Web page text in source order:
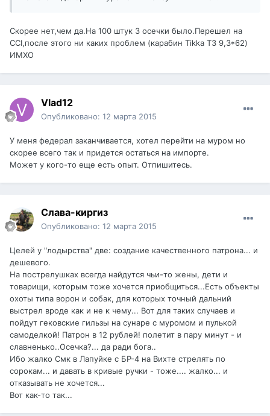
Скорее нет,чем да.На 100 штук 3 осечки было.Перешел на
CCI,после этого ни каких проблем (карабин Tikka T3 9,3*62)
ИМХО
Vlad12
Опубликовано: 12 марта 2015
У меня федерал заканчивается, хотел перейти на муром но
скорее всего так и придется остаться на импорте.
Может у кого-то еще есть опыт. Отпишитесь.
Слава-киргиз
Опубликовано: 12 марта 2015
Целей у "лодырства" две: создание качественного патрона... и
дешевого.
На пострелушках всегда найдутся чьи-то жены, дети и
товарищи, которым тоже хочется приобщиться...Есть объекты
охоты типа ворон и собак, для которых точный дальний
выстрел вроде как и не к чему... Вот для таких случаев и
пойдут гековские гильзы на сунаре с муромом и пулькой
самоделкой! Патрон в 12 рублей! полетит в пару минут - и
славненько..Осечка?... да ради бога..
Ибо жалко Смк в Лапуйке с БР-4 на Вихте стрелять по
сорокам... и давать в кривые ручки - тоже.... жалко... и
отказывать не хочется...
Вот как-то так...